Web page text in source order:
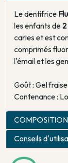
Le dentifrice
les enfants de
caries et est
comprimés
l'émail et les
Goût : Gel fraise
Contenance :
COMPOSITION
Conseils